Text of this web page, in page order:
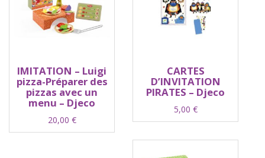
IMITATION – Luigi
pizza-Préparer des
pizzas avec un
menu – Djeco
20,00 €
CARTES
D’INVITATION
PIRATES – Djeco
5,00 €